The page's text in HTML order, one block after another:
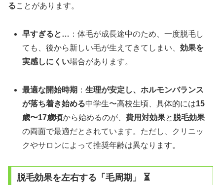
ることがあります。
早すぎると… ：体毛が成長途中のため、一度脱毛し
ても、後から新しい毛が生えてきてしまい、効果を
実感しにくい場合があります。
最適な開始時期 ：生理が安定し、ホルモンバランス
が落ち着き始める中学生〜高校生頃、具体的には15
歳〜17歳頃から始めるのが、費用対効果と 脱毛効果
の両面で最適だとされています。ただし、クリニッ
クやサロンによって推奨年齢は異なります。
脱毛効果を左右する「毛周期」 ⏳